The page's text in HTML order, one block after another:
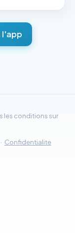
l'app
les conditions sur
· Confidentialite